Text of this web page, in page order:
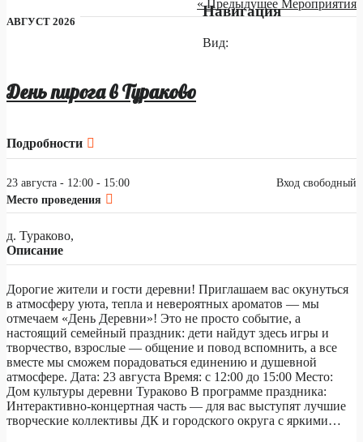
Навигация
Вид
«Предыдущее Мероприятия
АВГУСТ 2026
День пирога в Тураково
Подробности
23 августа - 12:00 - 15:00
Вход свободный
Место проведения
д. Тураково,
Описание
Дорогие жители и гости деревни! Приглашаем вас окунуться
в атмосферу уюта, тепла и невероятных ароматов — мы
отмечаем «День Деревни»! Это не просто событие, а
настоящий семейный праздник: дети найдут здесь игры и
творчество, взрослые — общение и повод вспомнить, а все
вместе мы сможем порадоваться единению и душевной
атмосфере. Дата: 23 августа Время: с 12:00 до 15:00 Место:
Дом культуры деревни Тураково В программе праздника:
Интерактивно-концертная часть — для вас выступят лучшие
творческие коллективы ДК и городского округа с яркими…